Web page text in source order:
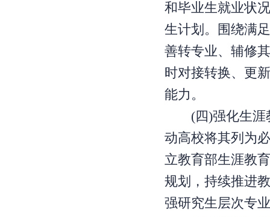
和毕业生就业状
生计划。围绕满
善转专业、辅修
时对接转换、更
能力。
(四)强化生涯教
动高校将其列为
立教育部生涯教
规划，持续推进
强研究生层次专